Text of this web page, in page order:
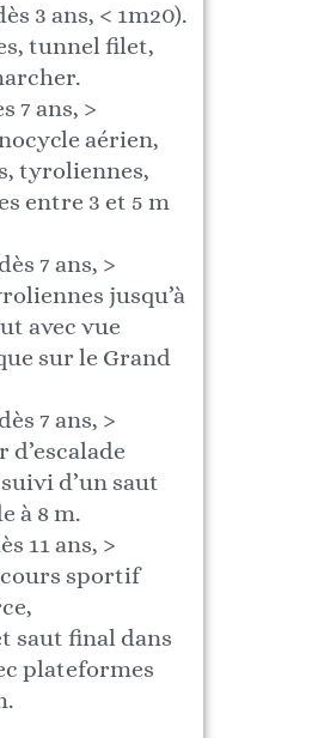
3 ans, < 1m20).
tunnel filet,
7 ans, >
aérien,
tyroliennes,
entre 3 et 5 m
7 ans, >
jusqu’à
avec vue
sur le Grand
7 ans, >
d’escalade
d’un saut
à 8 m.
11 ans, >
sportif
saut final dans
plateformes